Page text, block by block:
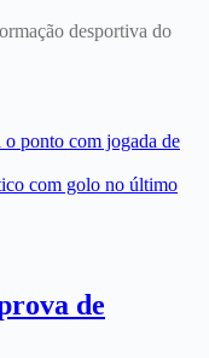
desportiva do
ponto com jogada de
com golo no último
de